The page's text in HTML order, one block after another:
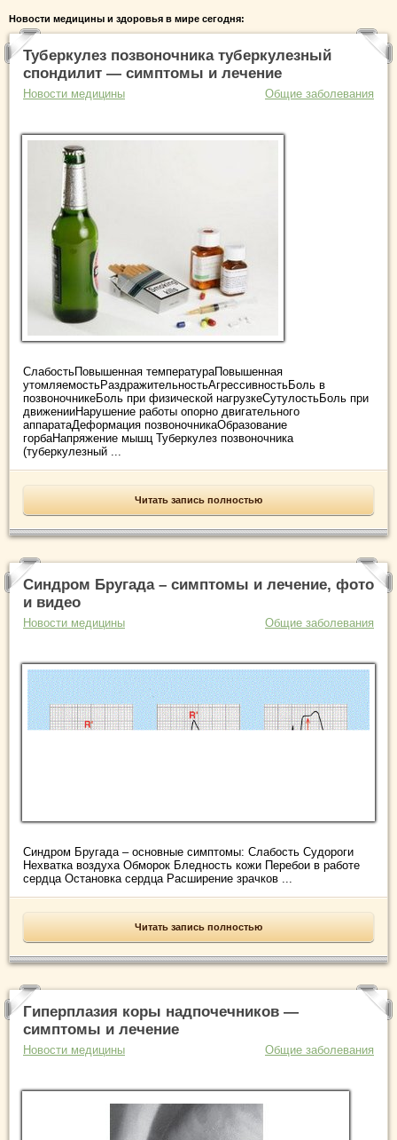
Новости медицины и здоровья в мире сегодня:
Туберкулез позвоночника туберкулезный
спондилит — симптомы и лечение
Новости медицины Общие заболевания
СлабостьПовышенная температураПовышенная
утомляемостьРаздражительностьАгрессивностьБоль в
позвоночникеБоль при физической нагрузкеСутулостьБоль при
движенииНарушение работы опорно двигательного
аппаратаДеформация позвоночникаОбразование
горбаНапряжение мышц Туберкулез позвоночника
(туберкулезный ...
Читать запись полностью
Синдром Бругада – симптомы и лечение, фото
и видео
Новости медицины Общие заболевания
Синдром Бругада – основные симптомы: Слабость Судороги
Нехватка воздуха Обморок Бледность кожи Перебои в работе
сердца Остановка сердца Расширение зрачков ...
Читать запись полностью
Гиперплазия коры надпочечников —
симптомы и лечение
Новости медицины Общие заболевания